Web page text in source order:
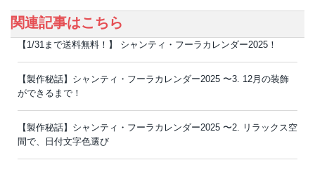
関連記事はこちら
【1/31まで送料無料！】 シャンティ・フーラカレンダー2025！
【製作秘話】シャンティ・フーラカレンダー2025 〜3. 12月の装飾
ができるまで！
【製作秘話】シャンティ・フーラカレンダー2025 〜2. リラックス空
間で、日付文字色選び